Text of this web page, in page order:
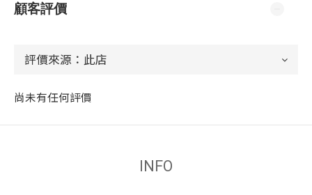
顧客評價
尚未有任何評價
INFO